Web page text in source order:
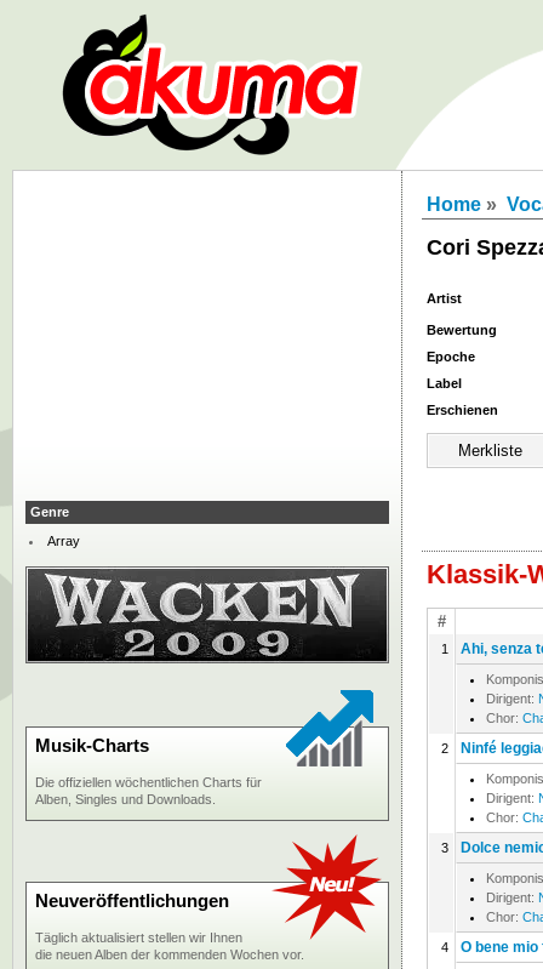
Home »
Cori
Artist
Bewertung
Epoche
Label
Erschienen
Klassik-
#
1 Ahi, senza
Dirigent:
Chor:
2 Ninfé
Dirigent:
Chor:
3 Dolce
Dirigent:
Chor:
4 O bene
Genre
Array
Musik-Charts
Die offiziellen wöchentlichen Charts für
Alben, Singles und Downloads.
Neuveröffentlichungen
Täglich aktualisiert stellen wir Ihnen
die neuen Alben der kommenden Wochen vor.